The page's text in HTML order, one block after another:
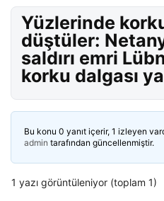
Yüzlerinde
düştüler:
saldırı emri
korku dalgası
Bu konu 0 yanıt içerir, 1 izleyen
admin tarafından güncellenmiştir.
1 yazı görüntüleniyor (toplam 1)